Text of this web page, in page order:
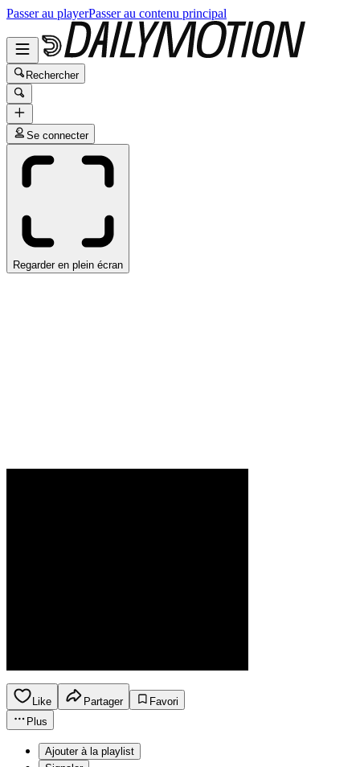
Passer au playerPasser au contenu principal
Rechercher
Se connecter
Regarder en plein écran
Like Partager
Favori
Plus
Ajouter à la playlist